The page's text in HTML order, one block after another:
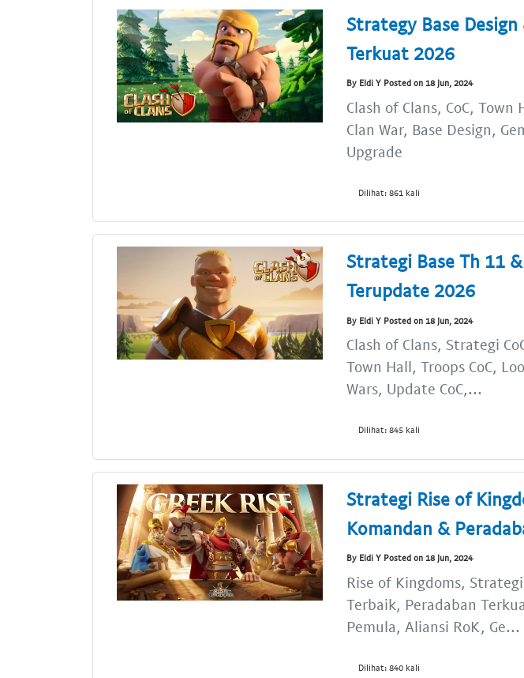
Strategy Base Design
Terkuat 2026
By Eldi Y Posted on 18 Jun, 2024
Clash of Clans, CoC,
Clan War, Base Design,
Upgrade
Dilihat: 861 kali
Strategi Base Th 11
Terupdate 2026
By Eldi Y Posted on 18 Jun, 2024
Clash of Clans, Strategi
Town Hall, Troops CoC,
Wars, Update CoC,...
Dilihat: 845 kali
Strategi Rise of
Komandan &
By Eldi Y Posted on 18 Jun, 2024
Rise of Kingdoms,
Terbaik, Peradaban
Pemula, Aliansi RoK, Ge...
Dilihat: 840 kali